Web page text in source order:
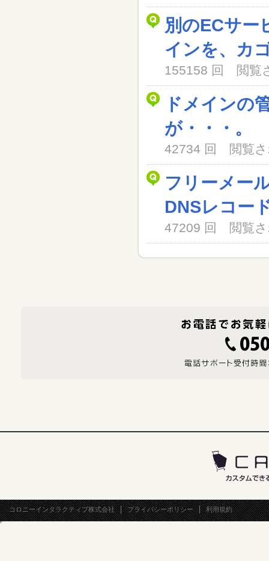
別のECサー
インを、カ
155158 回 閲覧
ドメインの
が・・・。
42734 回 閲覧
フリーメー
DNSレコー
47209 回 閲覧
コロニーインタラクティブ株式会社 プライバシーポリシー 利用規約